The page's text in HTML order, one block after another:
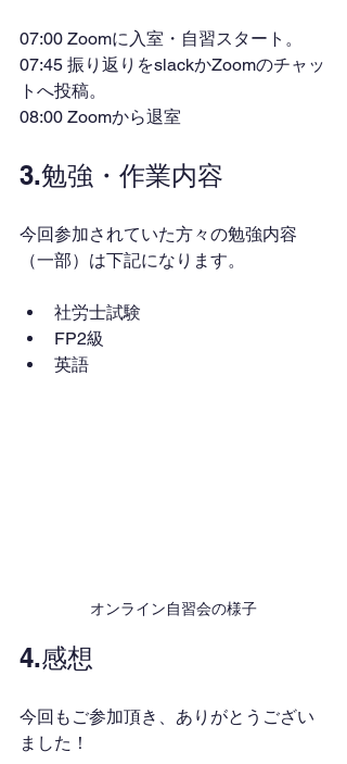
07:00 Zoomに入室・自習スタート。
07:45 振り返りをslackかZoomのチャッ
トへ投稿。
08:00 Zoomから退室
3.勉強・作業内容
今回参加されていた方々の勉強内容
（一部）は下記になります。
社労士試験
FP2級
英語
オンライン自習会の様子
4.感想
今回もご参加頂き、ありがとうござい
ました！